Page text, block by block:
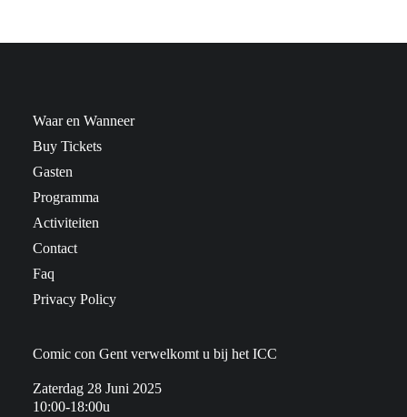
Waar en Wanneer
Buy Tickets
Gasten
Programma
Activiteiten
Contact
Faq
Privacy Policy
Comic con Gent verwelkomt u bij het ICC
Zaterdag 28 Juni 2025
10:00-18:00u